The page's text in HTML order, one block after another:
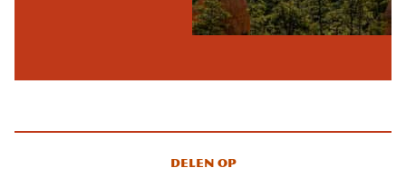
Delen op